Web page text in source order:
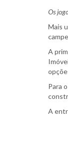
Os
Mais
A
Para
A